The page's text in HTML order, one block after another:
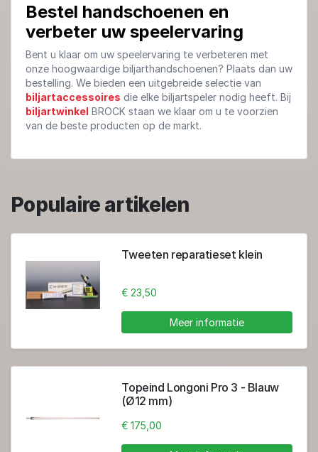
Bestel handschoenen en
verbeter uw speelervaring
Bent u klaar om uw speelervaring te verbeteren met
onze hoogwaardige biljarthandschoenen? Plaats dan uw
bestelling. We bieden een uitgebreide selectie van
biljartaccessoires die elke biljartspeler nodig heeft. Bij
biljartwinkel BROCK staan we klaar om u te voorzien
van de beste producten op de markt.
Populaire artikelen
Tweeten reparatieset klein
€ 23,50
Meer informatie
Topeind Longoni Pro 3 - Blauw
(Ø12 mm)
€ 175,00